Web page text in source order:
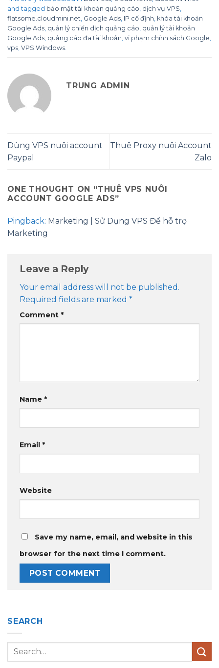
and tagged bảo mật tài khoản quảng cáo dịch vụ VPS
flatsome.cloudmini.net Google Ads IP cố định khóa tài khoản
Google Ads quản lý chiến dịch quảng cáo quản lý tài khoản
Google Ads quảng cáo đa tài khoản vi phạm chính sách Google
vps VPS Windows
TRUNG ADMIN
Dùng VPS nuôi account
Paypal
Thuê Proxy nuôi Account
Zalo
ONE THOUGHT ON “THUÊ VPS NUÔI
ACCOUNT GOOGLE ADS”
Pingback: Marketing | Sử Dụng VPS Để hỗ trợ
Marketing
Leave a Reply
Your email address will not be published.
Required fields are marked *
Comment *
Name *
Email *
Website
Save my name, email, and website in this
browser for the next time I comment.
SEARCH